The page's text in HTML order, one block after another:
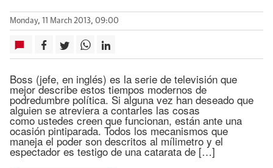
Monday, 11 March 2013, 09:00
Boss (jefe, en inglés) es la serie de televisión que
mejor describe estos tiempos modernos de
podredumbre política. Si alguna vez han deseado que
alguien se atreviera a contarles las cosas
como ustedes creen que funcionan, están ante una
ocasión pintiparada. Todos los mecanismos que
maneja el poder son descritos al mílimetro y el
espectador es testigo de una catarata de […]